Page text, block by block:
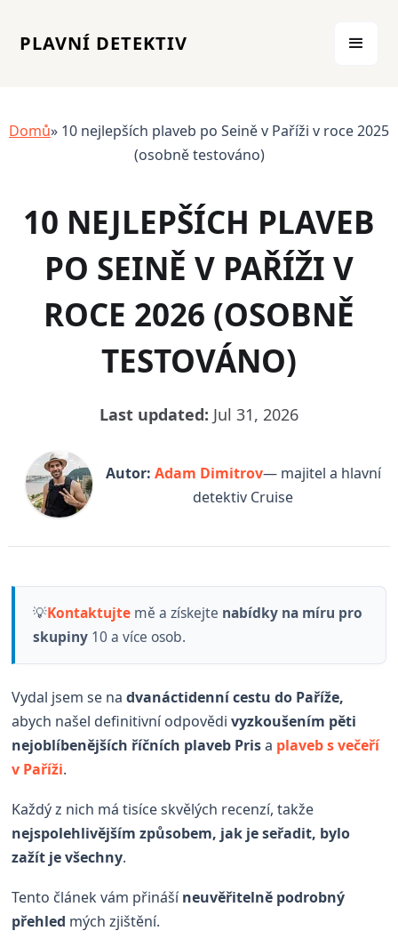
PLAVNÍ DETEKTIV
Domů» 10 nejlepších plaveb po Seině v Paříži v roce 2025
(osobně testováno)
10 NEJLEPŠÍCH PLAVEB
PO SEINĚ V PAŘÍŽI V
ROCE 2026 (OSOBNĚ
TESTOVÁNO)
Last updated: Jul 31, 2026
Autor: Adam Dimitrov— majitel a hlavní
detektiv Cruise
💡Kontaktujte mě a získejte nabídky na míru pro
skupiny 10 a více osob.
Vydal jsem se nadvanáctidenní cestu do Paříže,
abych našel definitivní odpovědivyzkoušením pěti
nejoblíbenějších říčních plaveb Prisa plaveb s večeří
v Paříži.
Každý z nich má tisíce skvělých recenzí, takže
nejspolehlivějším způsobem, jak je seřadit, bylo
zažít je všechny.
Tento článek vám přinášíneuvěřitelně podrobný
přehled mých zjištění.